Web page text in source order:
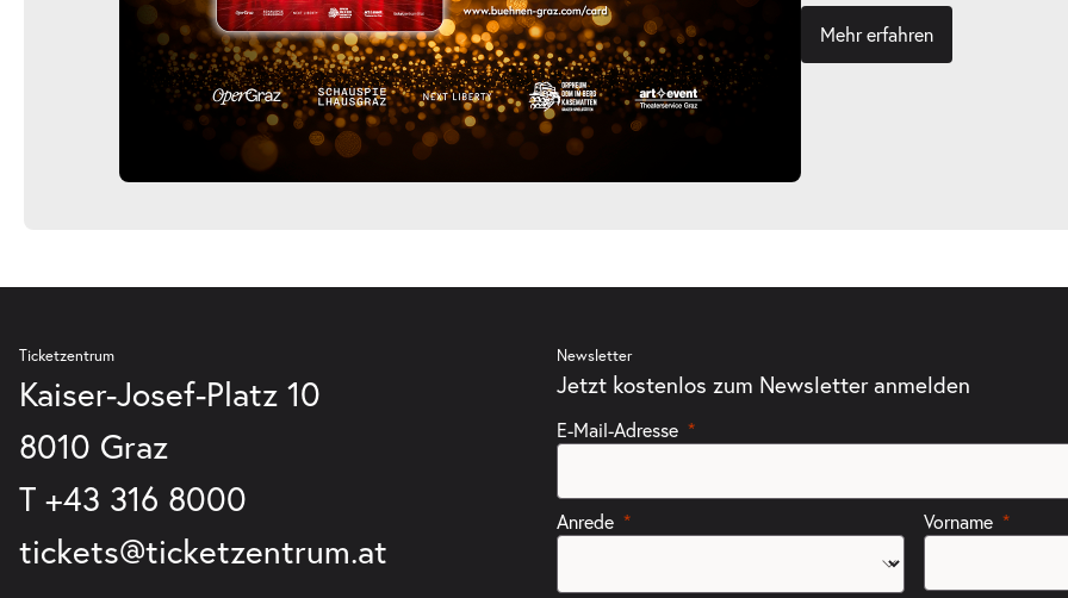
Mehr erfahren
Ticketzentrum
Kaiser-Josef-Platz 10
8010 Graz
T +43 316 8000
tickets@ticketzentrum.at
Newsletter
Jetzt kostenlos zum Newsletter anmelden
E-Mail-Adresse
Anrede Vorname